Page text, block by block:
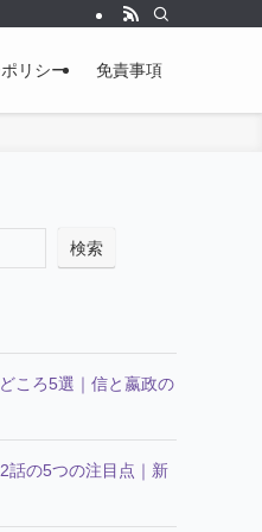
リシー 免責事項
検索
ころ5選｜信と嬴政の
話の5つの注目点｜新